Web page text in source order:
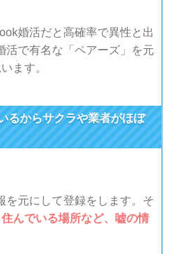
婚活だと高確率で異性と出
活で有名な「ペアーズ」を元
ます。
るからサクラや業者がほぼ
元にして登録をします。 そ
んでいる場所など、嘘の情